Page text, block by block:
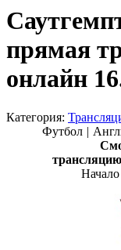
прямая
онлайн
Категория:
Футбол |